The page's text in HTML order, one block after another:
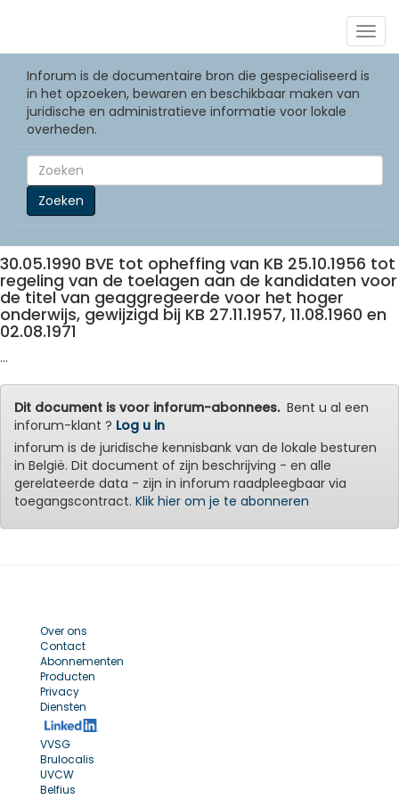
Inforum is de documentaire bron die gespecialiseerd is
in het opzoeken, bewaren en beschikbaar maken van
juridische en administratieve informatie voor lokale
overheden.
Zoeken
30.05.1990 BVE tot opheffing van KB 25.10.1956 tot
regeling van de toelagen aan de kandidaten voor
de titel van geaggregeerde voor het hoger
onderwijs, gewijzigd bij KB 27.11.1957, 11.08.1960 en
02.08.1971
...
Dit document is voor inforum-abonnees.Bent u al een
inforum-klant ? Log u in
inforum is de juridische kennisbank van de lokale besturen
in België. Dit document of zijn beschrijving - en alle
gerelateerde data - zijn in inforum raadpleegbaar via
toegangscontract. Klik hier om je te abonneren
Over ons
Contact
Abonnementen
Producten
Privacy
Diensten
VVSG
Brulocalis
UVCW
Belfius